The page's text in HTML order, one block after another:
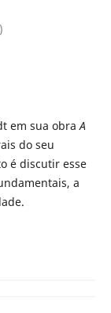
em sua obraA
do seu
é discutir esse
a